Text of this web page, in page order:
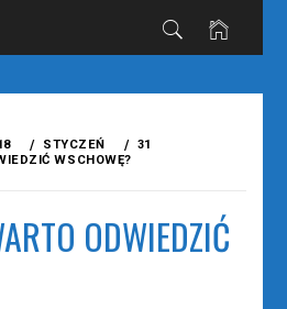
STYCZEŃ
31
WSCHOWĘ?
ODWIEDZIĆ